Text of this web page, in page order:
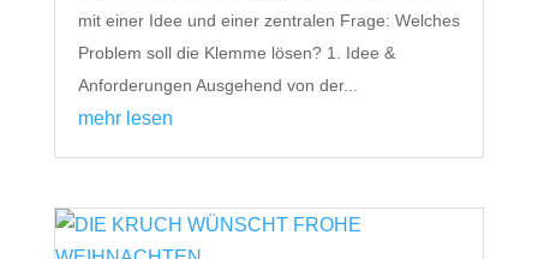
mit einer Idee und einer zentralen Frage: Welches
Problem soll die Klemme lösen? 1. Idee &
Anforderungen Ausgehend von der...
mehr lesen